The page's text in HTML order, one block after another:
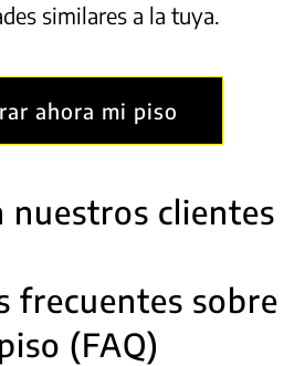
similares a la tuya.
ahora mi piso
nuestros clientes
frecuentes sobre
(FAQ)